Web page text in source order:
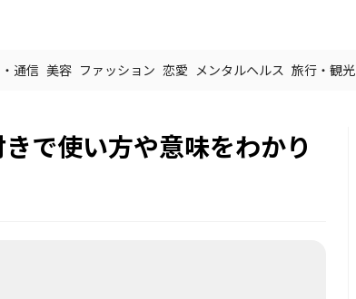
通信 美容 ファッション 恋愛 メンタルヘルス 旅行・観光
で使い方や意味をわかり